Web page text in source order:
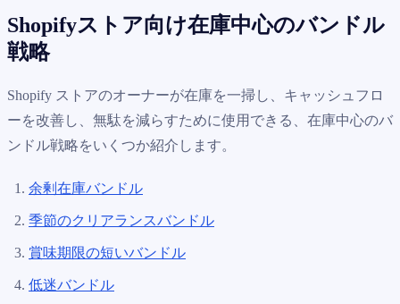
Shopifyストア向け在庫中心のバンドル
戦略
Shopify ストアのオーナーが在庫を一掃し、キャッシュフロ
ーを改善し、無駄を減らすために使用できる、在庫中心のバ
ンドル戦略をいくつか紹介します。
余剰在庫バンドル
季節のクリアランスバンドル
賞味期限の短いバンドル
低迷バンドル